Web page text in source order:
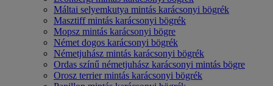
Máltai selyemkutya mintás karácsonyi bögrék
Masztiff mintás karácsonyi bögrék
Mopsz mintás karácsonyi bögre
Német dogos karácsonyi bögrék
Németjuhász mintás karácsonyi bögrék
Ordas színű németjuhász karácsonyi mintás bögre
Orosz terrier mintás karácsonyi bögrék